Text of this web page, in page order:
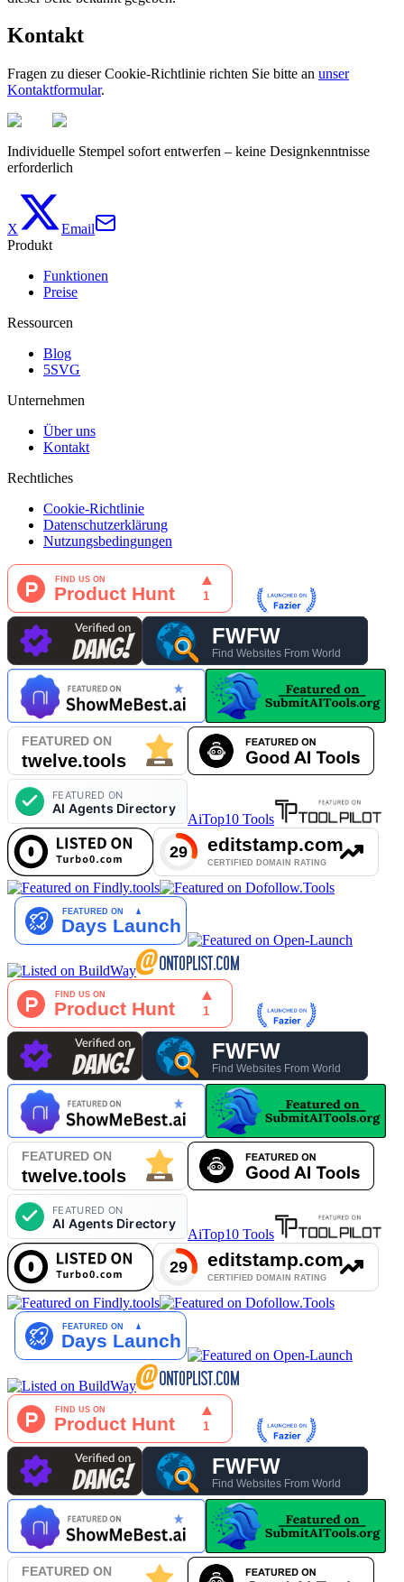
Kontakt
Fragen zu dieser Cookie-Richtlinie richten Sie bitte an unser
Kontaktformular.
Individuelle Stempel sofort entwerfen – keine Designkenntnisse
erforderlich
X
Email
Produkt
Funktionen
Preise
Ressourcen
Blog
5SVG
Unternehmen
Über uns
Kontakt
Rechtliches
Cookie-Richtlinie
Datenschutzerklärung
Nutzungsbedingungen
AiTop10 Tools
AiTop10 Tools